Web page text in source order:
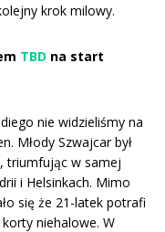
krok milowy.
TBD na start
nie widzieliśmy na
Młody Szwajcar był
triumfując w samej
i Helsinkach. Mimo
się że 21-latek potrafi
niehalowe. W